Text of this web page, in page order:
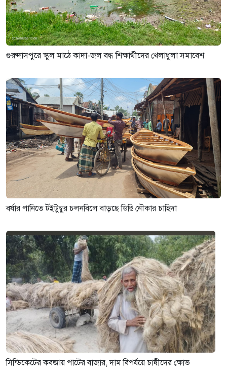
গুরুদাসপুরে স্কুল মাঠে কাদা-জল বন্ধ শিক্ষার্থীদের খেলাধুলা সমাবেশ
বর্ষার পানিতে টইটুম্বুর চলনবিলে বাড়ছে ডিঙি নৌকার চাহিদা
সিন্ডিকেটের কবজায় পাটের বাজার, দাম বিপর্যয়ে চাষীদের ক্ষোভ